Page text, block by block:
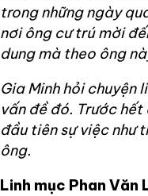
trong những ngày
nơi ông cư trú mời
dung mà theo ông
Gia Minh hỏi chuyện
vấn đề đó. Trước
đầu tiên sự việc như
ông.
Linh mục Phan Văn